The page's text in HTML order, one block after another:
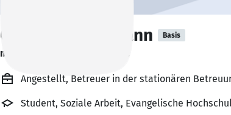
Christian Zachmann Basis
macht ein Auslandssemester.
Angestellt, Betreuer in der stationären
Student, Soziale Arbeit, Evangelische